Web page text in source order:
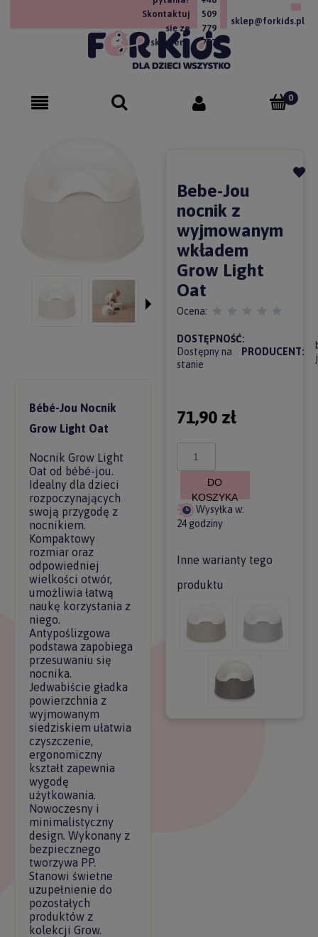
Skontaktuj
się ze
sklepem!
509
779
757
sklep@forkids.pl
Bébé-Jou Nocnik
Grow Light Oat
Nocnik Grow Light
Oat od bébé-jou.
Idealny dla dzieci
rozpoczynających
swoją przygodę z
nocnikiem.
Kompaktowy
rozmiar oraz
odpowiedniej
wielkości otwór,
umożliwia łatwą
naukę korzystania z
niego.
Antypoślizgowa
podstawa zapobiega
przesuwaniu się
nocnika.
Jedwabiście gładka
powierzchnia z
wyjmowanym
siedziskiem ułatwia
czyszczenie,
ergonomiczny
kształt zapewnia
wygodę
użytkowania.
Nowoczesny i
minimalistyczny
design. Wykonany z
bezpiecznego
tworzywa PP.
Stanowi świetne
uzupełnienie do
pozostałych
produktów z
kolekcji Grow.
Bebe-Jou
nocnik z
wyjmowanym
wkładem
Grow Light
Oat
Ocena:
DOSTĘPNOŚĆ:
Dostępny na
stanie
PRODUCENT:
71,90 zł
DO
KOSZYKA
Wysyłka w:
24 godziny
Inne warianty tego
produktu